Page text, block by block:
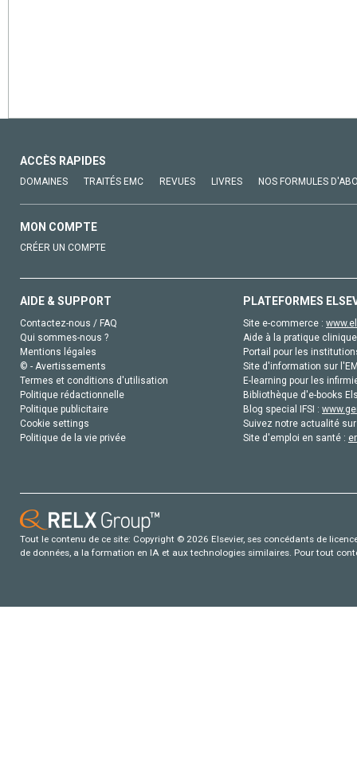
ACCÈS RAPIDES
DOMAINES TRAITÉS EMC REVUES LIVRES NOS FORMULES
MON COMPTE
CRÉER UN COMPTE
AIDE & SUPPORT
Contactez-nous / FAQ
Qui sommes-nous ?
Mentions légales
© - Avertissements
Termes et conditions d'utilisation
Politique rédactionnelle
Politique publicitaire
Cookie settings
Politique de la vie privée
PLATEFORMES
Site e-commerce :
Aide à la pratique
Portail pour les
Site d'information sur
E-learning pour les
Bibliothèque d'e-books
Blog special IFSI :
Suivez notre actualité
Site d'emploi en santé :
Tout le contenu de ce site: Copyright © 2026 Elsevier, ses concédants de
de données, a la formation en IA et aux technologies similaires. Pour tout